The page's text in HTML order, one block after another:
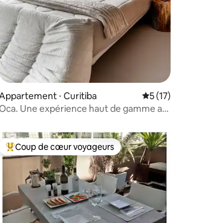
sur la base de 83 commentaires : 4,93 sur 5
⋅ Curitiba Évaluation
5 (17)
Une expérience haut de gamme au
Coups de cœur voyageurs les plus appréciés
Coup de cœur voyageurs